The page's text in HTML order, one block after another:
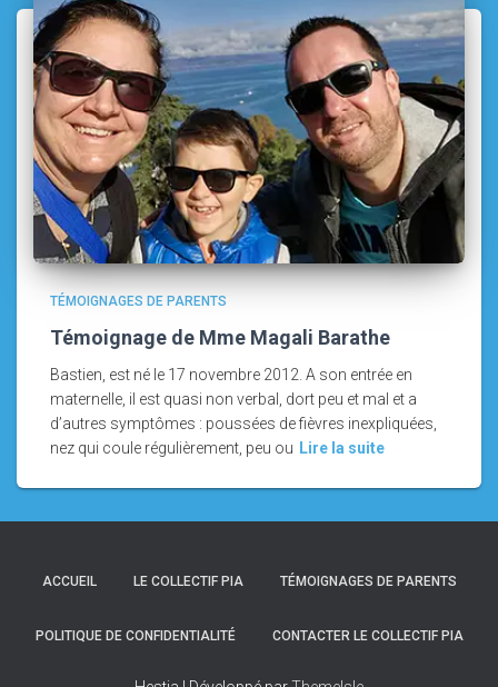
TÉMOIGNAGES DE PARENTS
Témoignage de Mme Magali Barathe
Bastien, est né le 17 novembre 2012. A son entrée en
maternelle, il est quasi non verbal, dort peu et mal et a
d’autres symptômes : poussées de fièvres inexpliquées,
nez qui coule régulièrement, peu ou Lire la suite
ACCUEIL LE COLLECTIF PIA TÉMOIGNAGES DE PARENTS
POLITIQUE DE CONFIDENTIALITÉ CONTACTER LE COLLECTIF PIA